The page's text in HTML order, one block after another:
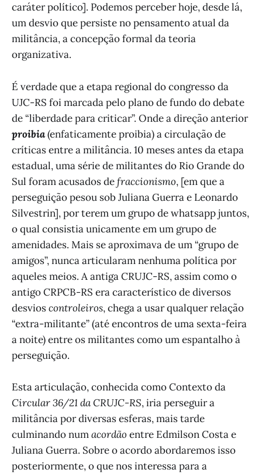
caráter político]. Podemos perceber hoje, desde lá,
um desvio que persiste no pensamento atual da
militância, a concepção formal da teoria
organizativa.
É verdade que a etapa regional do congresso da
UJC-RS foi marcada pelo plano de fundo do debate
de “liberdade para criticar”. Onde a direção anterior
proibia(enfaticamente proibia) a circulação de
críticas entre a militância. 10 meses antes da etapa
estadual, uma série de militantes do Rio Grande do
Sul foram acusados defraccionismo, [em que a
perseguição pesou sob Juliana Guerra e Leonardo
Silvestrin], por terem um grupo de whatsapp juntos,
o qual consistia unicamente em um grupo de
amenidades. Mais se aproximava de um “grupo de
amigos”, nunca articularam nenhuma política por
aqueles meios. A antiga CRUJC-RS, assim como o
antigo CRPCB-RS era característico de diversos
desvioscontroleiros, chega a usar qualquer relação
“extra-militante” (até encontros de uma sexta-feira
a noite) entre os militantes como um espantalho à
perseguição.
Esta articulação, conhecida como Contexto da
Circular 36/21 da CRUJC-RS, iria perseguir a
militância por diversas esferas, mais tarde
culminando numacordão entre Edmilson Costa e
Juliana Guerra. Sobre o acordo abordaremos isso
posteriormente, o que nos interessa para a